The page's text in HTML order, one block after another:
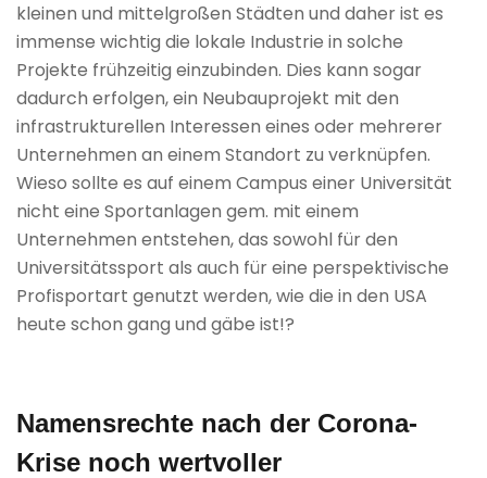
kleinen und mittelgroßen Städten und daher ist es
immense wichtig die lokale Industrie in solche
Projekte frühzeitig einzubinden. Dies kann sogar
dadurch erfolgen, ein Neubauprojekt mit den
infrastrukturellen Interessen eines oder mehrerer
Unternehmen an einem Standort zu verknüpfen.
Wieso sollte es auf einem Campus einer Universität
nicht eine Sportanlagen gem. mit einem
Unternehmen entstehen, das sowohl für den
Universitätssport als auch für eine perspektivische
Profisportart genutzt werden, wie die in den USA
heute schon gang und gäbe ist!?
Namensrechte nach der Corona-
Krise noch wertvoller